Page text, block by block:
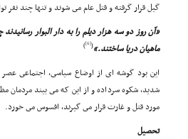
گیل قرار گرفته و قتل عام مى شوند و تنها چند نفر
«آن روز دو سه هزار دیلم را به دار البوار
ماهیان دریا ساختند.»(
[6]
)
این بود گوشه اى از اوضاع سیاسى، اجتماعى عصر
شدید، شکوه سرداده و از این که مى بیند
مورد قتل و غارت قرار مى گیرند، افسوس مى خورد.
تحصیل